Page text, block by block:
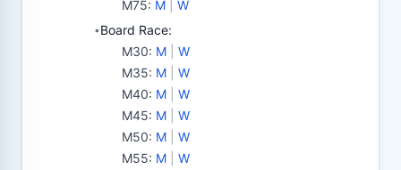
M75: M W
•Board Race:
M30: M
W
M35: M
W
M40: M
W
M45: M
W
M50: M
W
M55: M
W